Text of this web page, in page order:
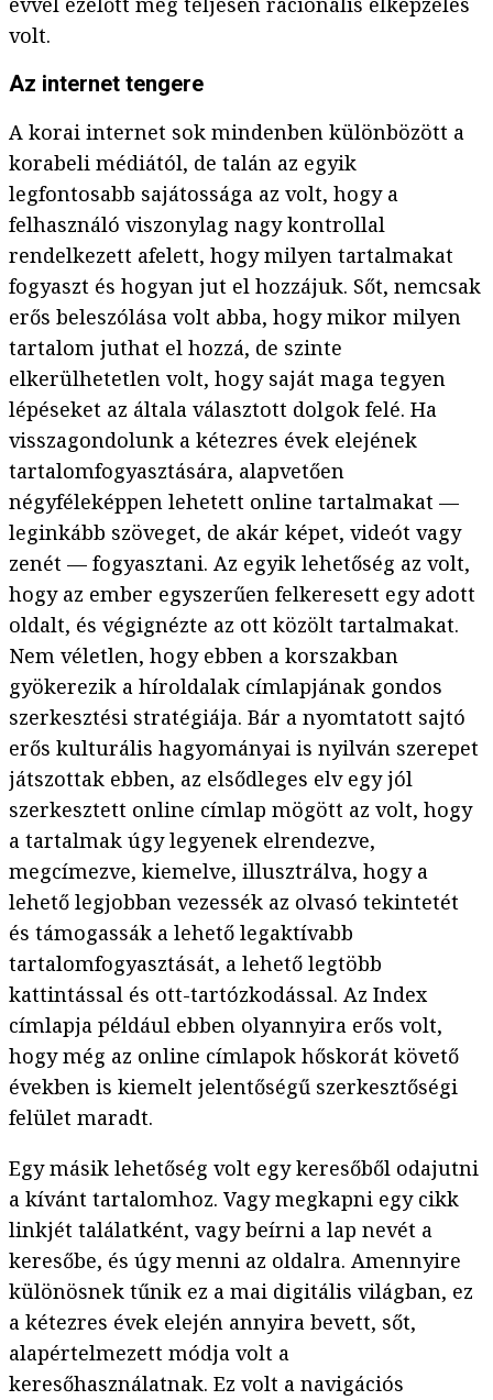
volt.
Az internet tengere
A korai internet sok mindenben különbözött a
korabeli médiától, de talán az egyik
legfontosabb sajátossága az volt, hogy a
felhasználó viszonylag nagy kontrollal
rendelkezett afelett, hogy milyen tartalmakat
fogyaszt és hogyan jut el hozzájuk. Sőt, nemcsak
erős beleszólása volt abba, hogy mikor milyen
tartalom juthat el hozzá, de szinte
elkerülhetetlen volt, hogy saját maga tegyen
lépéseket az általa választott dolgok felé. Ha
visszagondolunk a kétezres évek elejének
tartalomfogyasztására, alapvetően
négyféleképpen lehetett online tartalmakat —
leginkább szöveget, de akár képet, videót vagy
zenét — fogyasztani. Az egyik lehetőség az volt,
hogy az ember egyszerűen felkeresett egy adott
oldalt, és végignézte az ott közölt tartalmakat.
Nem véletlen, hogy ebben a korszakban
gyökerezik a híroldalak címlapjának gondos
szerkesztési stratégiája. Bár a nyomtatott sajtó
erős kulturális hagyományai is nyilván szerepet
játszottak ebben, az elsődleges elv egy jól
szerkesztett online címlap mögött az volt, hogy
a tartalmak úgy legyenek elrendezve,
megcímezve, kiemelve, illusztrálva, hogy a
lehető legjobban vezessék az olvasó tekintetét
és támogassák a lehető legaktívabb
tartalomfogyasztását, a lehető legtöbb
kattintással és ott-tartózkodással. Az Index
címlapja például ebben olyannyira erős volt,
hogy még az online címlapok hőskorát követő
években is kiemelt jelentőségű szerkesztőségi
felület maradt.
Egy másik lehetőség volt egy keresőből odajutni
a kívánt tartalomhoz. Vagy megkapni egy cikk
linkjét találatként, vagy beírni a lap nevét a
keresőbe, és úgy menni az oldalra. Amennyire
különösnek tűnik ez a mai digitális világban, ez
a kétezres évek elején annyira bevett, sőt,
alapértelmezett módja volt a
keresőhasználatnak. Ez volt a navigációs